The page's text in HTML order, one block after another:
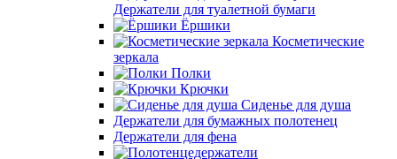
Держатели для туалетной бумаги
Ёршики
Косметические
зеркала
Полки
Крючки
Сиденье для душа
Держатели для бумажных полотенец
Держатели для фена